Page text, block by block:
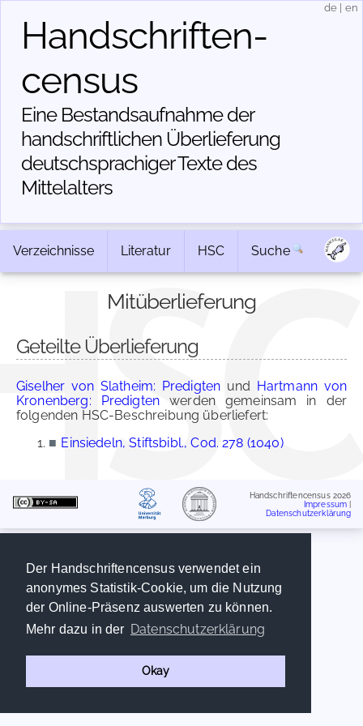
Der Handschriftencensus verwendet ein
anonymes Statistik-Cookie, um die Nutzung
der Online-Präsenz auswerten zu können.
Mehr dazu in der Datenschutzerklärung
Okay
Handschriften­
census
Eine Bestandsaufnahme der
handschriftlichen Über­lieferung
deutschsprachiger Texte des
Mittelalters
de en
Verzeichnisse Literatur HSC Suche
Mitüberlieferung
Geteilte Überlieferung
Giselher von Slatheim: Predigten und Hartmann von
Kronenberg: Predigten werden gemeinsam in der
folgenden HSC-Beschreibung überliefert:
■ Einsiedeln, Stiftsbibl., Cod. 278 (1040)
Handschriftencensus 2026
Impressum
Datenschutzerklärung